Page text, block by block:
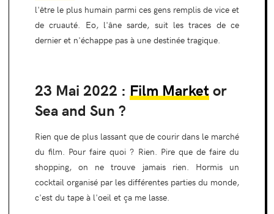
l'être le plus humain parmi ces gens remplis de vice et
de cruauté. Eo, l'âne sarde, suit les traces de ce
dernier et n'échappe pas à une destinée tragique.
23 Mai 2022 : Film Market or
Sea and Sun ?
Rien que de plus lassant que de courir dans le marché
du film. Pour faire quoi ? Rien. Pire que de faire du
shopping, on ne trouve jamais rien. Hormis un
cocktail organisé par les différentes parties du monde,
c'est du tape à l'oeil et ça me lasse.